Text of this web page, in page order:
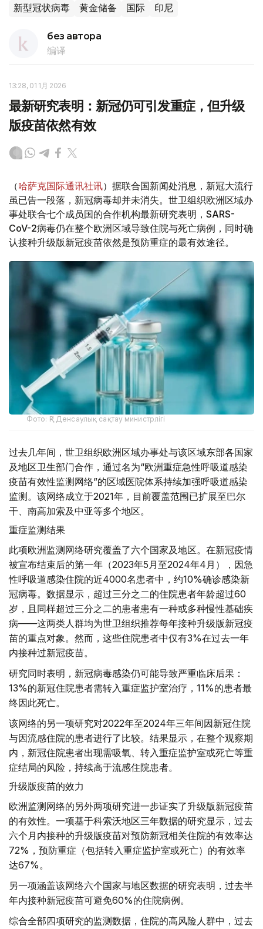
新型冠状病毒 黄金储备 国际 印尼
без автора
编译
13:28, 01 1月 2026
最新研究表明：新冠仍可引发重症，但升级
版疫苗依然有效
（哈萨克国际通讯社讯）据联合国新闻处消息，新冠大流行
虽已告一段落，新冠病毒却并未消失。世卫组织欧洲区域办
事处联合七个成员国的合作机构最新研究表明，SARS-
CoV-2病毒仍在整个欧洲区域导致住院与死亡病例，同时确
认接种升级版新冠疫苗依然是预防重症的最有效途径。
Фото: ҚР Денсаулық сақтау министрлігі
过去几年间，世卫组织欧洲区域办事处与该区域东部各国家
及地区卫生部门合作，通过名为“欧洲重症急性呼吸道感染
疫苗有效性监测网络”的区域医院体系持续加强呼吸道感染
监测。该网络成立于2021年，目前覆盖范围已扩展至巴尔
干、南高加索及中亚等多个地区。
重症监测结果
此项欧洲监测网络研究覆盖了六个国家及地区。在新冠疫情
被宣布结束后的第一年（2023年5月至2024年4月），因急
性呼吸道感染住院的近4000名患者中，约10%确诊感染新
冠病毒。数据显示，超过三分之二的住院患者年龄超过60
岁，且同样超过三分之二的患者患有一种或多种慢性基础疾
病——这两类人群均为世卫组织推荐每年接种升级版新冠疫
苗的重点对象。然而，这些住院患者中仅有3%在过去一年
内接种过新冠疫苗。
研究同时表明，新冠病毒感染仍可能导致严重临床后果：
13%的新冠住院患者需转入重症监护室治疗，11%的患者最
终因此死亡。
该网络的另一项研究对2022年至2024年三年间因新冠住院
与因流感住院的患者进行了比较。结果显示，在整个观察期
内，新冠住院患者出现需吸氧、转入重症监护室或死亡等重
症结局的风险，持续高于流感住院患者。
升级版疫苗的效力
欧洲监测网络的另外两项研究进一步证实了升级版新冠疫苗
的有效性。一项基于科索沃地区三年数据的研究显示，过去
六个月内接种的升级版疫苗对预防新冠相关住院的有效率达
72%，预防重症（包括转入重症监护室或死亡）的有效率
达67%。
另一项涵盖该网络六个国家与地区数据的研究表明，过去半
年内接种新冠疫苗可避免60%的住院病例。
综合全部四项研究的监测数据，住院的高风险人群中，过去